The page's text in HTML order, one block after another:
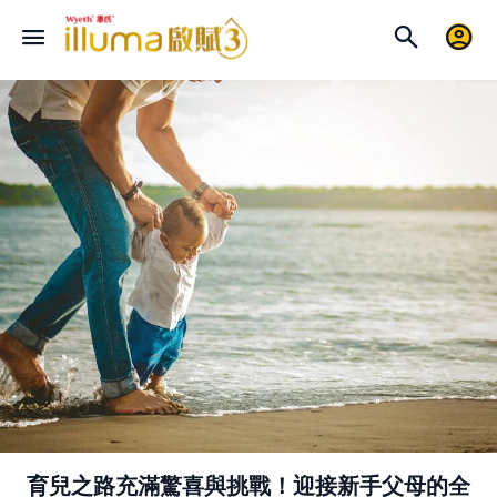
育兒之路充滿驚喜與挑戰！迎接新手父母的全